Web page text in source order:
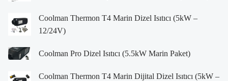
Coolman Thermon T4 Marin Dizel Isıtıcı (5kW –
12/24V)
Coolman Pro Dizel Isıtıcı (5.5kW Marin Paket)
Coolman Thermon T4 Marin Dijital Dizel Isıtıcı (5kW –